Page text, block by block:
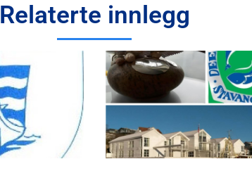
Relaterte innlegg